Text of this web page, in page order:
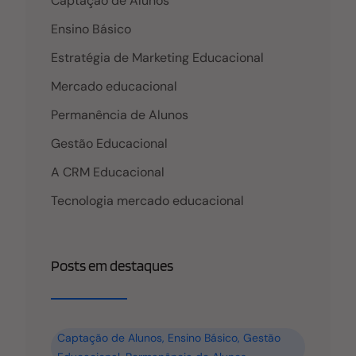
custos fixos e variáveis dos profissionais envolvidos
no projeto
Ensino Básico
Estratégia de Marketing Educacional
Mercado educacional
Permanência de Alunos
Gestão Educacional
A CRM Educacional
Tecnologia mercado educacional
Posts em destaques
Captação de Alunos, Ensino Básico,Gestão